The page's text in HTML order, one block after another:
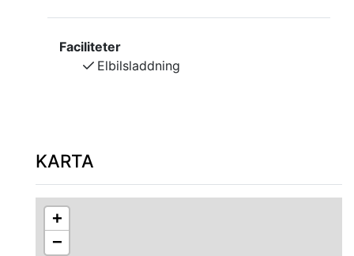
Faciliteter
Elbilsladdning
KARTA
+
−